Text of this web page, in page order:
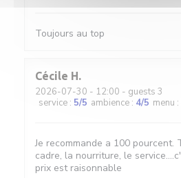
Toujours au top
Cécile H
2026-07-30 - 12:00 - guests 3
service : 5/5 ambience : 4/5 menu :
Je recommande a 100 pourcent.
cadre, la nourriture, le
prix est raisonnable